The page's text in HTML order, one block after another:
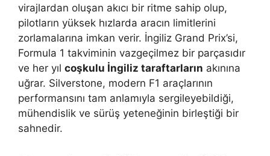
virajlardan oluşan akıcı bir ritme sahip olup,
pilotların yüksek hızlarda aracın limitlerini
zorlamalarına imkan verir. İngiliz Grand Prix’si,
Formula 1 takviminin vazgeçilmez bir parçasıdır
ve her yıl coşkulu İngiliz taraftarların akınına
uğrar. Silverstone, modern F1 araçlarının
performansını tam anlamıyla sergileyebildiği,
mühendislik ve sürüş yeteneğinin birleştiği bir
sahnedir.